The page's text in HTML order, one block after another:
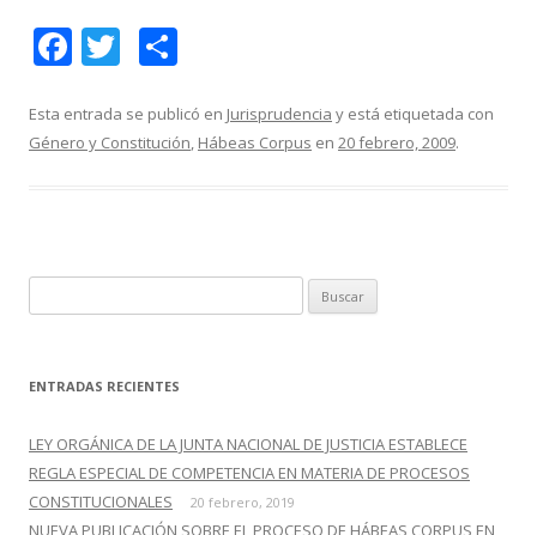
F
e
b
k
T
itt
er
m
p
r
Esta entrada se publicó en Jurisprudencia y está etiquetada con
Género y Constitución, Hábeas Corpus en 20 febrero, 2009.
u
c
r
:
ENTRADAS RECIENTES
LEY ORGÁNICA DE LA JUNTA NACIONAL DE JUSTICIA ESTABLECE
REGLA ESPECIAL DE COMPETENCIA EN MATERIA DE PROCESOS
CONSTITUCIONALES
20 febrero, 2019
NUEVA PUBLICACIÓN SOBRE EL PROCESO DE HÁBEAS CORPUS EN